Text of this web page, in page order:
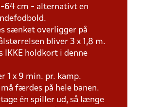
64 cm - alternativt en
sænket overligger på
bliver 3 x 1,8 m.
IKKE holdkort i denne
1 x 9 min. pr. kamp.
færdes på hele banen.
én spiller ud, så længe